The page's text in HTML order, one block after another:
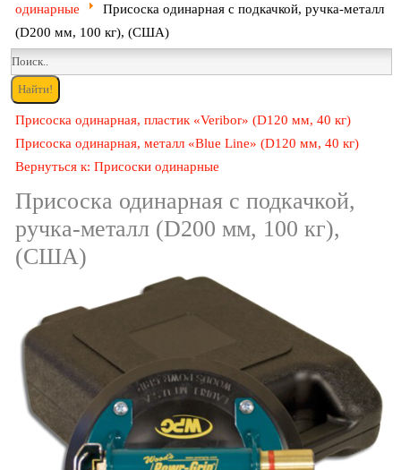
одинарные
Присоска одинарная с подкачкой, ручка-металл
(D200 мм, 100 кг), (США)
Присоска одинарная, пластик «Veribor» (D120 мм, 40 кг)
Присоска одинарная, металл «Blue Line» (D120 мм, 40 кг)
Вернуться к: Присоски одинарные
Присоска одинарная с подкачкой,
ручка-металл (D200 мм, 100 кг),
(США)